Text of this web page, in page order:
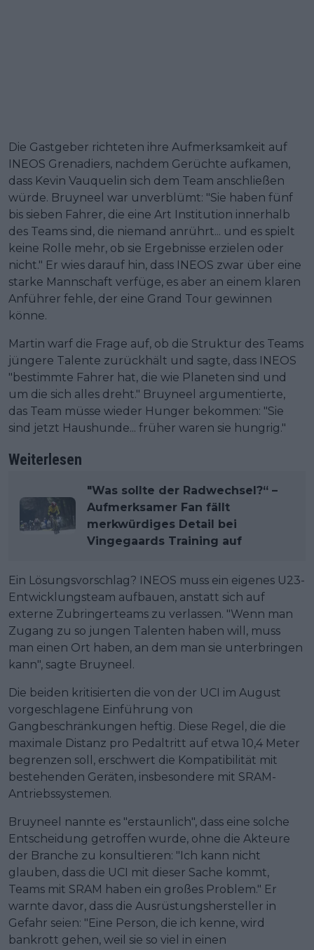
Die Gastgeber richteten ihre Aufmerksamkeit auf
INEOS Grenadiers, nachdem Gerüchte aufkamen,
dass Kevin Vauquelin sich dem Team anschließen
würde. Bruyneel war unverblümt: "Sie haben fünf
bis sieben Fahrer, die eine Art Institution innerhalb
des Teams sind, die niemand anrührt... und es spielt
keine Rolle mehr, ob sie Ergebnisse erzielen oder
nicht." Er wies darauf hin, dass INEOS zwar über eine
starke Mannschaft verfüge, es aber an einem klaren
Anführer fehle, der eine Grand Tour gewinnen
könne.
Martin warf die Frage auf, ob die Struktur des Teams
jüngere Talente zurückhält und sagte, dass INEOS
"bestimmte Fahrer hat, die wie Planeten sind und
um die sich alles dreht." Bruyneel argumentierte,
das Team müsse wieder Hunger bekommen: "Sie
sind jetzt Haushunde... früher waren sie hungrig."
Weiterlesen
"Was sollte der Radwechsel?“ –
Aufmerksamer Fan fällt
merkwürdiges Detail bei
Vingegaards Training auf
Ein Lösungsvorschlag? INEOS muss ein eigenes U23-
Entwicklungsteam aufbauen, anstatt sich auf
externe Zubringerteams zu verlassen. "Wenn man
Zugang zu so jungen Talenten haben will, muss
man einen Ort haben, an dem man sie unterbringen
kann", sagte Bruyneel.
Die beiden kritisierten die von der UCI im August
vorgeschlagene Einführung von
Gangbeschränkungen heftig. Diese Regel, die die
maximale Distanz pro Pedaltritt auf etwa 10,4 Meter
begrenzen soll, erschwert die Kompatibilität mit
bestehenden Geräten, insbesondere mit SRAM-
Antriebssystemen.
Bruyneel nannte es "erstaunlich", dass eine solche
Entscheidung getroffen wurde, ohne die Akteure
der Branche zu konsultieren: "Ich kann nicht
glauben, dass die UCI mit dieser Sache kommt,
Teams mit SRAM haben ein großes Problem." Er
warnte davor, dass die Ausrüstungshersteller in
Gefahr seien: "Eine Person, die ich kenne, wird
bankrott gehen, weil sie so viel in einen